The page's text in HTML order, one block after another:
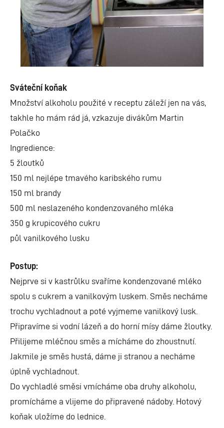
Sváteční koňak
Množství alkoholu použité v receptu záleží jen na vás,
takhle ho mám rád já, vzkazuje divákům Martin
Polačko
Ingredience:
5 žloutků
150 ml nejlépe tmavého karibského rumu
150 ml brandy
500 ml neslazeného kondenzovaného mléka
350 g krupicového cukru
půl vanilkového lusku
Postup:
Nejprve si v kastrůlku svaříme kondenzované mléko
spolu s cukrem a vanilkovým luskem. Směs necháme
trochu vychladnout a poté vyjmeme vanilkový lusk.
Připravíme si vodní lázeň a do horní mísy dáme žloutky.
Přilijeme mléčnou směs a mícháme do zhoustnutí.
Jakmile je směs hustá, dáme ji stranou a necháme
úplně vychladnout.
Do vychladlé směsi vmícháme oba druhy alkoholu,
promícháme a vlijeme do připravené nádoby. Hotový
koňak uložíme do lednice.